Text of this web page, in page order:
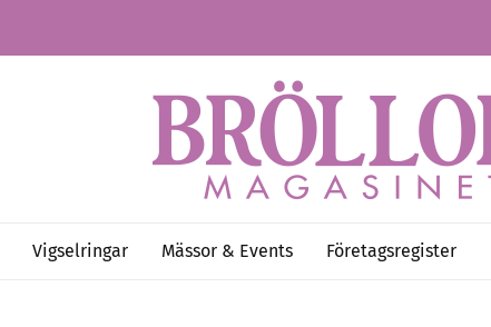
Vigselringar Mässor & Events Företagsregister